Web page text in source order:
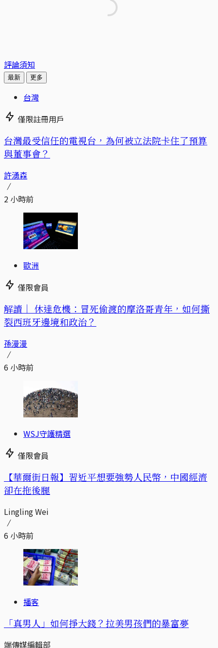
評論須知
最新 更多
台灣
僅限註冊用戶
台灣最受信任的電視台，為何被立法院卡住了預算
與董事會？
許湧森
2 小時前
歐洲
僅限會員
解讀｜ 休達危機：冒死偷渡的摩洛哥青年，如何撕
裂西班牙邊境和政治？
孫漫漫
6 小時前
WSJ守護精選
僅限會員
【華爾街日報】習近平想要強勢人民幣，中國經濟
卻在拖後腿
Lingling Wei
6 小時前
播客
「真男人」如何掙大錢？拉美男孩們的暴富夢
端傳媒編輯部